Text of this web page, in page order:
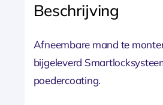
Beschrijving
Afneembare mand te
bijgeleverd
poedercoating.